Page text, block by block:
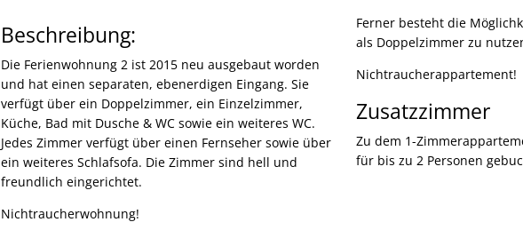
Beschreibung:
Die Ferienwohnung 2 ist 2015 neu ausgebaut worden
und hat einen separaten, ebenerdigen Eingang. Sie
verfügt über ein Doppelzimmer, ein Einzelzimmer,
Küche, Bad mit Dusche & WC sowie ein weiteres WC.
Jedes Zimmer verfügt über einen Fernseher sowie über
ein weiteres Schlafsofa. Die Zimmer sind hell und
freundlich eingerichtet.
Nichtraucherwohnung!
Ferner besteht die
als Doppelzimmer zu
Nichtraucherappartement!
Zusatzzimmer
Zu dem 1-
für bis zu 2 Personen